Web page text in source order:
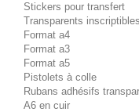
Stickers pour transfert
Transparents inscriptibles
Format a4
Format a3
Format a5
Pistolets à colle
Rubans adhésifs
A6 en cuir